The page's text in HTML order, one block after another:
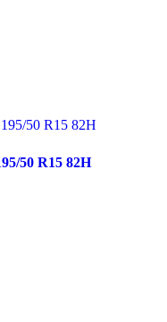
50 R15 82H